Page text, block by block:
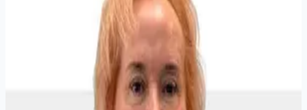
Врач‑гастроэнтеролог
Запись на приём
ближайшее окно: 23 августа 09:40